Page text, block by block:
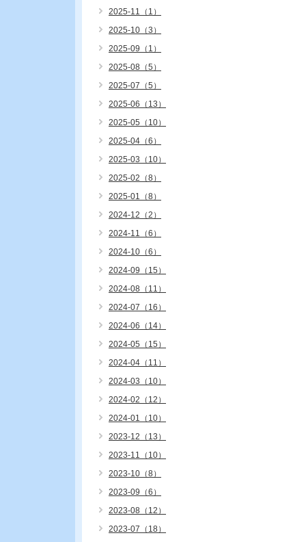
2025-11（1）
2025-10（3）
2025-09（1）
2025-08（5）
2025-07（5）
2025-06（13）
2025-05（10）
2025-04（6）
2025-03（10）
2025-02（8）
2025-01（8）
2024-12（2）
2024-11（6）
2024-10（6）
2024-09（15）
2024-08（11）
2024-07（16）
2024-06（14）
2024-05（15）
2024-04（11）
2024-03（10）
2024-02（12）
2024-01（10）
2023-12（13）
2023-11（10）
2023-10（8）
2023-09（6）
2023-08（12）
2023-07（18）